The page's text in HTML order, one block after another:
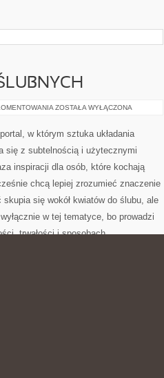
KWIATY
ŚLUBNYCH
ZOSTAŁA WYŁĄCZONA
w którym sztuka układania
się z subtelnością i użytecznymi
inspiracji dla osób, które kochają
chcą lepiej zrozumieć znaczenie
skupia się wokół kwiatów do ślubu, ale
w tej tematyce, bo prowadzi
trwałości i sposobach